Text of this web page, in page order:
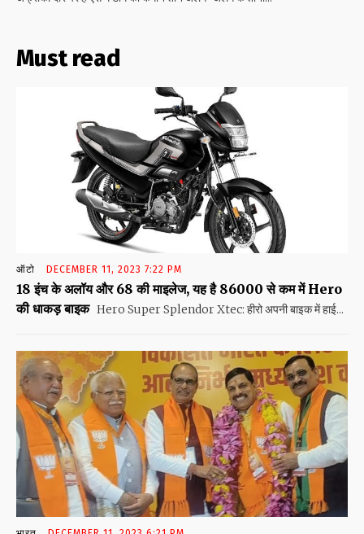
Must read
ऑटो DECEMBER 11, 2023 7:22 PM
18 इंच के अलॉय और 68 की माइलेज, यह है 86000 से कम में Hero
की धाकड़ बाइक Hero Super Splendor Xtec: हीरो अपनी बाइक में हाई...